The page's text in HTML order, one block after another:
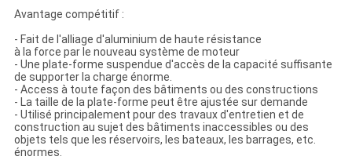
Avantage compétitif :
- Fait de l'alliage d'aluminium de haute résistance
à la force par le nouveau système de moteur
- Une plate-forme suspendue d'accès de la capacité suffisante
de supporter la charge énorme.
- Access à toute façon des bâtiments ou des constructions
- La taille de la plate-forme peut être ajustée sur demande
- Utilisé principalement pour des travaux d'entretien et de
construction au sujet des bâtiments inaccessibles ou des
objets tels que les réservoirs, les bateaux, les barrages, etc.
énormes.